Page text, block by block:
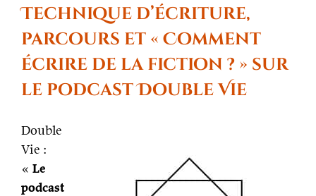
Technique d’écriture,
parcours et « Comment
écrire de la fiction ? » sur
le podcast Double Vie
Double
Vie :
« Le
podcast